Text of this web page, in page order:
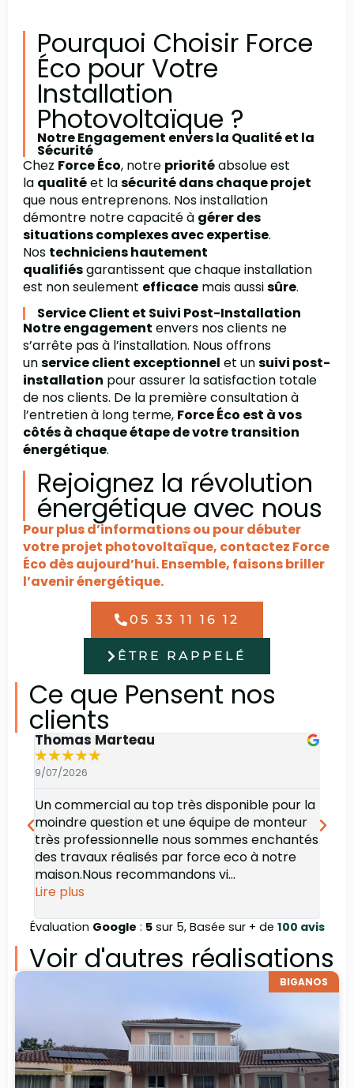
Pourquoi Choisir Force
Éco pour Votre
Installation
Photovoltaïque ?
Notre Engagement envers la Qualité et la
Sécurité
Chez Force Éco, notre prioritéabsolue est
la qualitéet lasécurité dans chaque projet
que nous entreprenons. Nos installation
démontre notre capacité à gérer des
situations complexes avec expertise.
Nos techniciens hautement
qualifiésgarantissent que chaque installation
est non seulement efficacemais aussisûre.
Service Client et Suivi Post-Installation
Notre engagement envers nos clients ne
s’arrête pas à l’installation. Nous offrons
unservice client exceptionnel et unsuivi post-
installation pour assurer la satisfaction totale
de nos clients. De la première consultation à
l’entretien à long terme, Force Éco est à vos
côtés à chaque étape de votre transition
énergétique.
Rejoignez la révolution
énergétique avec nous
Pour plus d’informations ou pour débuter
votre projet photovoltaïque, contactez Force
Éco dès aujourd’hui. Ensemble, faisons briller
l’avenir énergétique.
05 33 11 16 12
ÊTRE RAPPELÉ
Ce que Pensent nos
clients
Thomas Marteau
★★★★★
9/07/2026
Un commercial au top très disponible pour la
moindre question et une équipe de monteur
très professionnelle nous sommes enchantés
des travaux réalisés par force eco à notre
maison.Nous recommandons vi...
Lire plus
Évaluation Google : 5sur 5, Basée sur + de 100 avis
Voir d'autres réalisations
BIGANOS